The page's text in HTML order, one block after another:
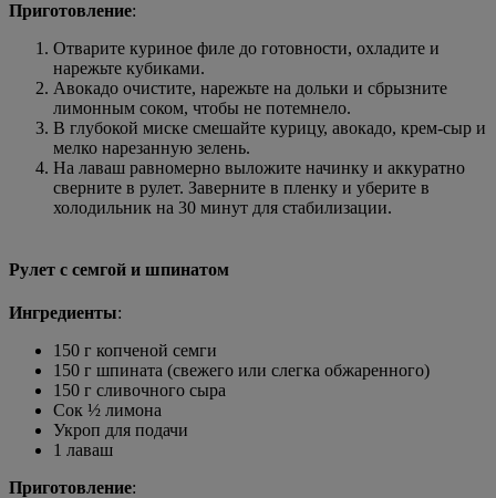
Приготовление:
Отварите куриное филе до готовности, охладите и
нарежьте кубиками.
Авокадо очистите, нарежьте на дольки и сбрызните
лимонным соком, чтобы не потемнело.
В глубокой миске смешайте курицу, авокадо, крем-сыр и
мелко нарезанную зелень.
На лаваш равномерно выложите начинку и аккуратно
сверните в рулет. Заверните в пленку и уберите в
холодильник на 30 минут для стабилизации.
Рулет с семгой и шпинатом
Ингредиенты:
150 г копченой семги
150 г шпината (свежего или слегка обжаренного)
150 г сливочного сыра
Сок ½ лимона
Укроп для подачи
1 лаваш
Приготовление: